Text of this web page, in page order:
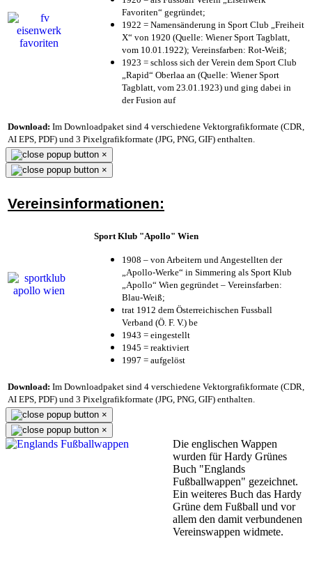
Favoriten“ gegründet;
1922 = Namensänderung in Sport Club „Freiheit
X“ von 1920 (Quelle: Wiener Sport Tagblatt,
vom 10.01.1922); Vereinsfarben: Rot-Weiß;
1923 = schloss sich der Verein dem Sport Club
„Rapid“ Oberlaa an (Quelle: Wiener Sport
Tagblatt, vom 23.01.1923) und ging dabei in
der Fusion auf
Download: Im Downloadpaket sind 4 verschiedene Vektorgrafikformate (CDR,
AI EPS, PDF) und 3 Pixelgrafikformate (JPG, PNG, GIF) enthalten.
×
×
Vereinsinformationen:
Sport Klub "Apollo" Wien
1908 – von Arbeitern und Angestellten der
„Apollo-Werke“ in Simmering als Sport Klub
„Apollo“ Wien gegründet – Vereinsfarben:
Blau-Weiß;
trat 1912 dem Österreichischen Fussball
Verband (Ö. F. V.) be
1943 = eingestellt
1945 = reaktiviert
1997 = aufgelöst
Download: Im Downloadpaket sind 4 verschiedene Vektorgrafikformate (CDR,
AI EPS, PDF) und 3 Pixelgrafikformate (JPG, PNG, GIF) enthalten.
×
×
Die englischen Wappen
wurden für Hardy Grünes
Buch "Englands
Fußballwappen" gezeichnet.
Ein weiteres Buch das Hardy
Grüne dem Fußball und vor
allem den damit verbundenen
Vereinswappen widmete.